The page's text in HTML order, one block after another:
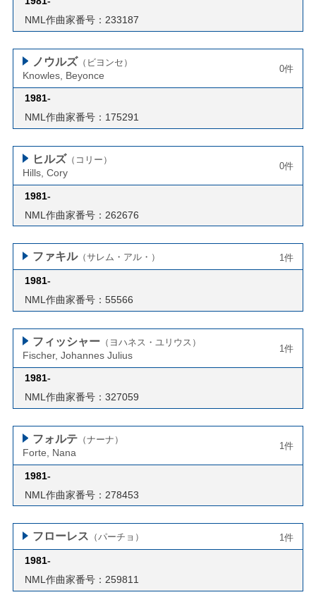
NML作曲家番号：233187
ノウルズ （ビヨンセ）
Knowles, Beyonce
0件
1981-
NML作曲家番号：175291
ヒルズ （コリー）
Hills, Cory
0件
1981-
NML作曲家番号：262676
ファキル（サレム・アル・） 1件
1981-
NML作曲家番号：55566
フィッシャー （ヨハネス・ユリウス）
Fischer, Johannes Julius
1件
1981-
NML作曲家番号：327059
フォルテ （ナーナ）
Forte, Nana
1件
1981-
NML作曲家番号：278453
フローレス （パーチョ） 1件
1981-
NML作曲家番号：259811